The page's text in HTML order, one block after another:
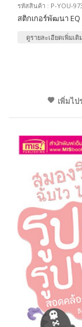
รหัสสินค้า : P-YOU-
สติกเกอร์พัฒนา
ดูรายละเอียดเพิ่มเติ
เพิ่มไป